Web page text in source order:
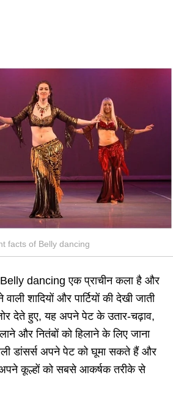
facts of Belly dancing
Belly dancing एक प्राचीन कला है और
शादियों और पार्टियों की देखी जाती
देते हुए, यह अपने पेट के उतार-चढ़ाव,
और नितंबों को हिलाने के लिए जाना
डांसर्स अपने पेट को घूमा सकते हैं और
कूल्हों को सबसे आकर्षक तरीके से